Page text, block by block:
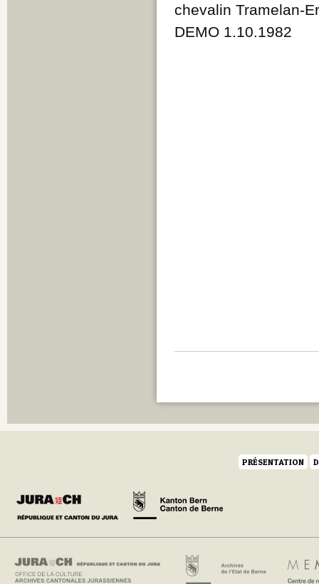
chevalin Tramelan-
DEMO 1.10.1982
PRÉSENTATION